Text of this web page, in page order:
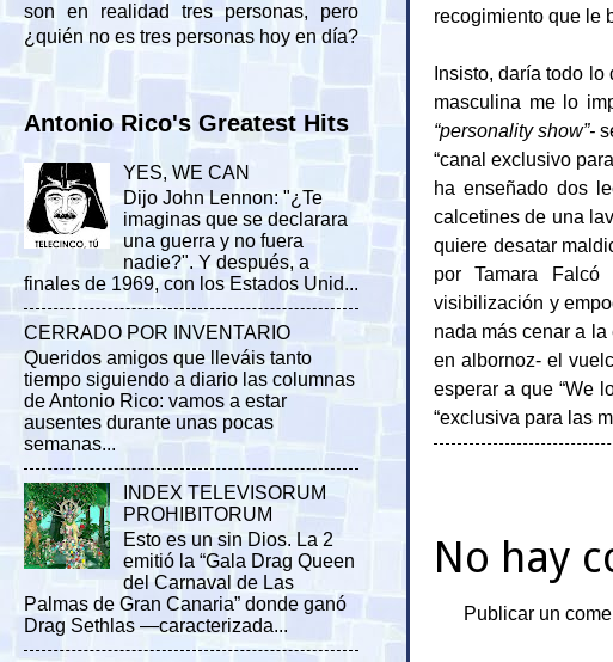
recogimiento que le
Insisto, daría todo lo
masculina me lo
“personality show”-
“canal exclusivo
ha enseñado dos
calcetines de una
quiere desatar
por Tamara
visibilización y
nada más cenar a
en albornoz- el
esperar a que “We
“exclusiva para las
No hay
Publicar un
son en realidad tres personas, pero
¿quién no es tres personas hoy en día?
Antonio Rico's Greatest Hits
YES, WE CAN
Dijo John Lennon: "¿Te
imaginas que se declarara
una guerra y no fuera
nadie?". Y después, a
finales de 1969, con los Estados Unid...
CERRADO POR INVENTARIO
Queridos amigos que lleváis tanto
tiempo siguiendo a diario las columnas
de Antonio Rico: vamos a estar
ausentes durante unas pocas
semanas...
INDEX TELEVISORUM
PROHIBITORUM
Esto es un sin Dios. La 2
emitió la “Gala Drag Queen
del Carnaval de Las
Palmas de Gran Canaria” donde ganó
Drag Sethlas —caracterizada...